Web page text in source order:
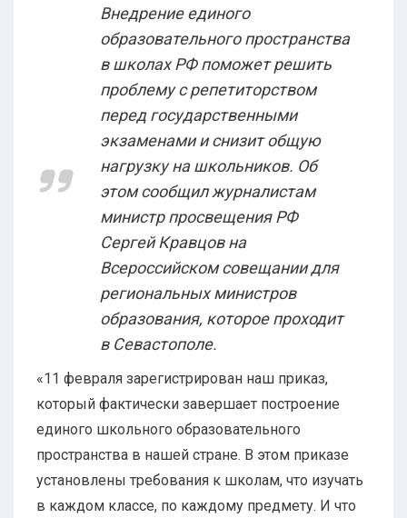
Внедрение единого
образовательного пространства
в школах РФ поможет решить
проблему с репетиторством
перед государственными
экзаменами и снизит общую
нагрузку на школьников. Об
этом сообщил журналистам
министр просвещения РФ
Сергей Кравцов на
Всероссийском совещании для
региональных министров
образования, которое проходит
в Севастополе.
«11 февраля зарегистрирован наш приказ,
который фактически завершает построение
единого школьного образовательного
пространства в нашей стране. В этом приказе
установлены требования к школам, что изучать
в каждом классе, по каждому предмету. И что